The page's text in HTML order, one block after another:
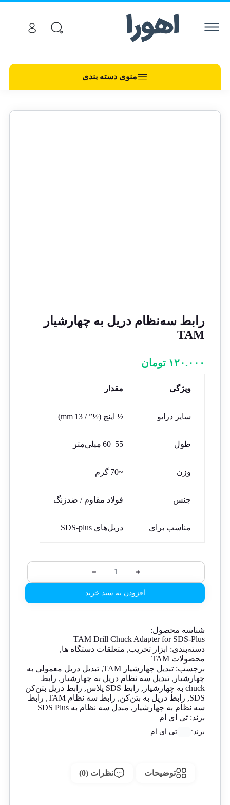
منوی دسته بندی
رابط سه‌نظام دریل به چهارشیار
TAM
۱۲۰.۰۰۰ تومان
ویژگی مقدار
سایز درایو ½ اینچ (½” / 13 mm)
طول 55–60 میلی‌متر
وزن ~70 گرم
جنس فولاد مقاوم / ضدزنگ
مناسب برای دریل‌های SDS‑plus
افزودن به سبد خرید
شناسه محصول:
TAM Drill Chuck Adapter for SDS-Plus
دسته‌بندی: ابزار تخریب, متعلقات دستگاه ها,
محصولات TAM
برچسب: تبدیل چهارشیار TAM , تبدیل دریل معمولی به
چهارشیار , تبدیل سه نظام دریل به چهارشیار , رابط
chuck به چهارشیار
, رابط SDS پلاس , رابط دریل بتن‌کن
SDS
, رابط دریل به بتن‌کن, رابط سه نظام TAM , رابط
سه نظام به چهارشیار , مبدل سه نظام به SDS Plus
برند: تی ای ام
برند: تی ای ام
توضیحات نظرات (0)